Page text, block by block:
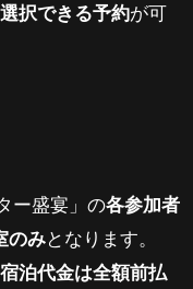
択できる予約が可
ー盛宴」の各参加者
のみとなります。
宿泊代金は全額前払